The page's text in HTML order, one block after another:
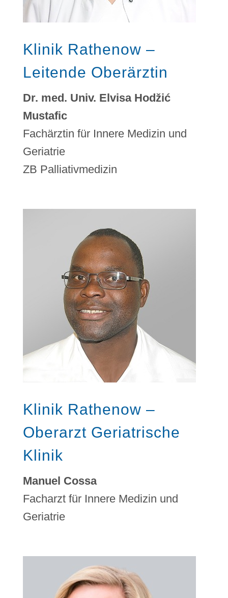
Klinik Rathenow –
Leitende Oberärztin
Dr. med. Univ. Elvisa Hodžić
Mustafic
Fachärztin für Innere Medizin und
Geriatrie
ZB Palliativmedizin
Klinik Rathenow –
Oberarzt Geriatrische
Klinik
Manuel Cossa
Facharzt für Innere Medizin und
Geriatrie